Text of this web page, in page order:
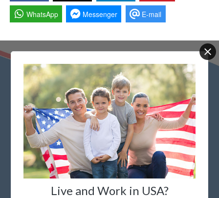
WhatsApp Messenger E-mail
Live and Work in USA?
Быстрые ссылки
Проверьте статус победителя Green Card
Часто задаваемые вопросы
политика конфиденциальности
Условия и положения
Где жить в США